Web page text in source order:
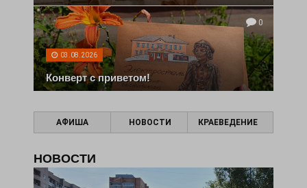
0
03.08.2026
Конверт с приветом!
АФИША НОВОСТИ КРАЕВЕДЕНИЕ
НОВОСТИ